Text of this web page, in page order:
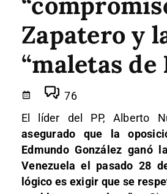
Zapatero y
“maletas de
76
El líder del PP, Alberto
asegurado que la
Edmundo González ganó
Venezuela el pasado 28
lógico es exigir que se